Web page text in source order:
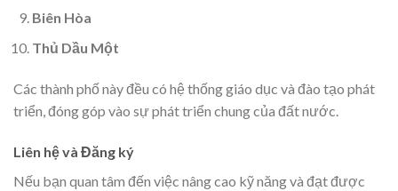
Biên Hòa
Thủ Dầu Một
Các thành phố này đều có hệ thống giáo dục và đào tạo phát
triển, đóng góp vào sự phát triển chung của đất nước.
Liên hệ và Đăng ký
Nếu bạn quan tâm đến việc nâng cao kỹ năng và đạt được